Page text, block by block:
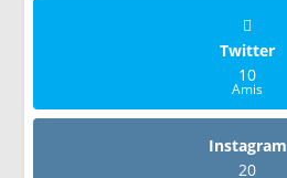
Twitter
10
Amis
Instagram
20